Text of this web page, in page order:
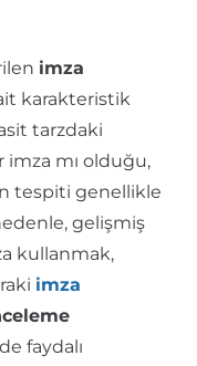
imza
karakteristik
tarzdaki
imza mı olduğu,
tespiti genellikle
gelişmiş
kullanmak,
imza
faydalı